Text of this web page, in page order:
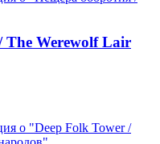
The Werewolf Lair